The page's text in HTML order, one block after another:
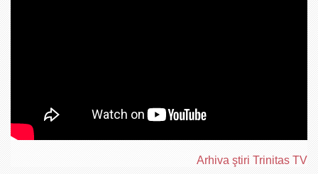
Arhiva ştiri Trinitas TV